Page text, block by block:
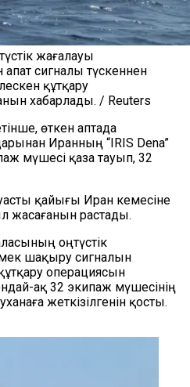
жағалауы
сигналы түскеннен
құтқару
хабарлады. / Reuters
өткен аптада
Иранның “IRIS Dena”
мүшесі қаза тауып, 32
қайығы Иран кемесіне
жасағанын растады.
оңтүстік
шақыру сигналын
операциясын
ақ 32 экипаж мүшесінің
жеткізілгенін қосты.